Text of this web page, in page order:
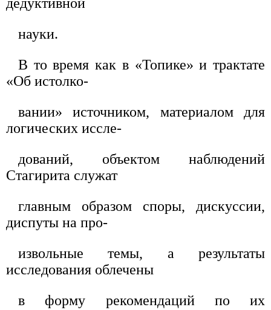
науки.
В то время как в «Топике» и трактате
«Об истолко-
вании» источником, материалом для
логических иссле-
дований, объектом наблюдений
Стагирита служат
главным образом споры, дискуссии,
диспуты на про-
извольные темы, а результаты
исследования облечены
в форму рекомендаций по их